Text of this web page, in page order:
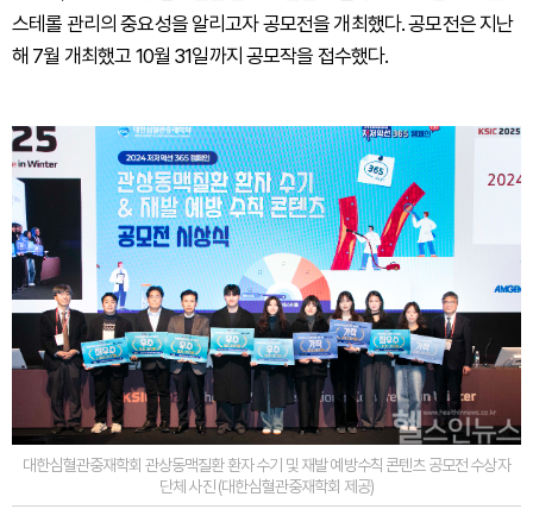
스테롤 관리의 중요성을 알리고자 공모전을 개최했다. 공모전은 지난
해 7월 개최했고 10월 31일까지 공모작을 접수했다.
대한심혈관중재학회 관상동맥질환 환자 수기 및 재발 예방수칙 콘텐츠 공모전 수상자
단체 사진 (대한심혈관중재학회 제공)